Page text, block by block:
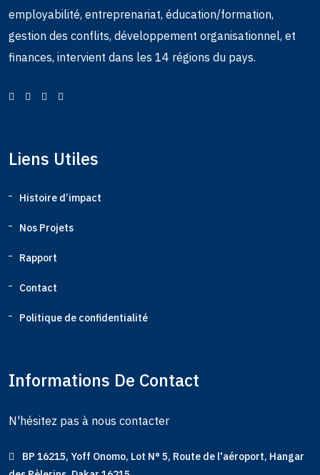
employabilité, entreprenariat, éducation/formation,
gestion des conflits, développement organisationnel, et
finances, intervient dans les 14 régions du pays.
Liens Utiles
Histoire d’impact
Nos Projets
Rapport
Contact
Politique de confidentialité
Informations De Contact
N'hésitez pas à nous contacter
BP 16215, Yoff Onomo, Lot N° 5, Route de l'aéroport, Hangar